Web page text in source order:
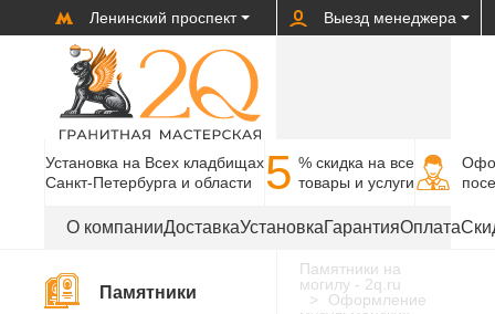
Ленинский проспект Выезд менеджера
Установка на Всех кладбищах
Санкт-Петербурга и области
5 % cкидка на все
товары и услуги
О компанииДоставкаУстановкаГарантияОплата
Памятники на
могилу - 2q.ru
Оформление
Памятники